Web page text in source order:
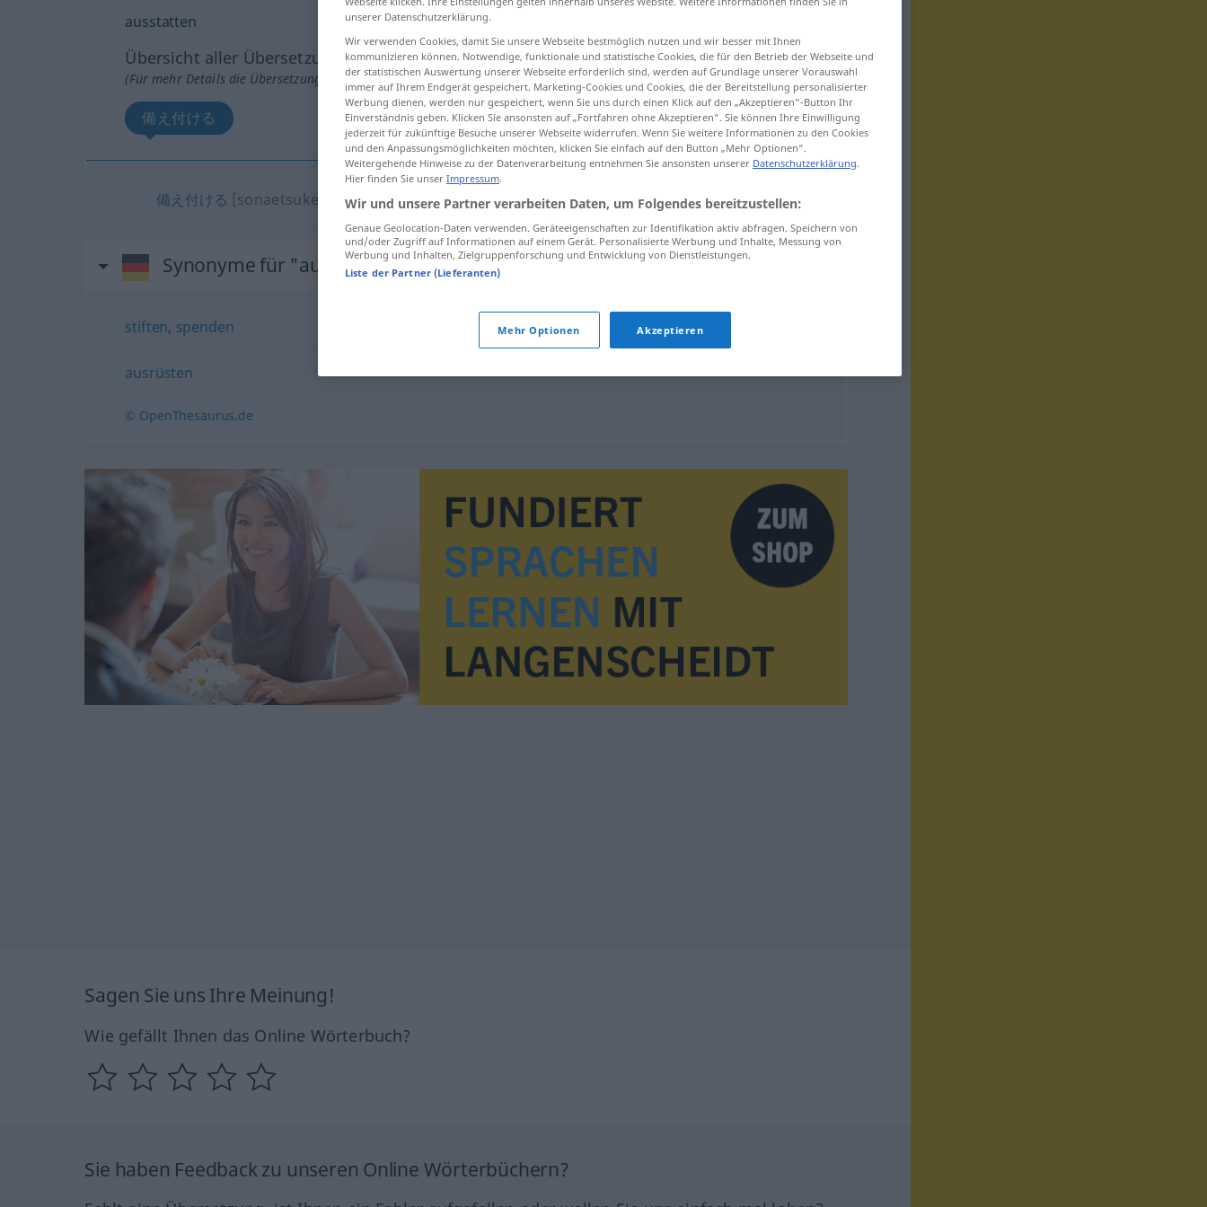
ausstatten
Übersicht aller Übersetzungen
(Für mehr Details die Übersetzung anklicken/antippen)
備え付ける
備え付ける [sonaetsukeru] (mitを [o]) ausstatten
Synonyme für "ausstatten"
stiften, spenden
ausrüsten
© OpenThesaurus.de
Sagen Sie uns Ihre Meinung!
Wie gefällt Ihnen das Online Wörterbuch?
Sie haben Feedback zu unseren Online Wörterbüchern?
unserer Datenschutzerklärung.
Wir verwenden Cookies, damit Sie unsere Webseite bestmöglich nutzen und wir besser mit Ihnen
kommunizieren können. Notwendige, funktionale und statistische Cookies, die für den Betrieb der Webseite und
der statistischen Auswertung unserer Webseite erforderlich sind, werden auf Grundlage unserer Vorauswahl
immer auf Ihrem Endgerät gespeichert. Marketing-Cookies und Cookies, die der Bereitstellung personalisierter
Werbung dienen, werden nur gespeichert, wenn Sie uns durch einen Klick auf den „Akzeptieren“-Button Ihr
Einverständnis geben. Klicken Sie ansonsten auf „Fortfahren ohne Akzeptieren“. Sie können Ihre Einwilligung
jederzeit für zukünftige Besuche unserer Webseite widerrufen. Wenn Sie weitere Informationen zu den Cookies
und den Anpassungsmöglichkeiten möchten, klicken Sie einfach auf den Button „Mehr Optionen“.
Weitergehende Hinweise zu der Datenverarbeitung entnehmen Sie ansonsten unserer Datenschutzerklärung.
Hier finden Sie unser Impressum.
Wir und unsere Partner verarbeiten Daten, um Folgendes bereitzustellen:
Genaue Geolocation-Daten verwenden. Geräteeigenschaften zur Identifikation aktiv abfragen. Speichern von
und/oder Zugriff auf Informationen auf einem Gerät. Personalisierte Werbung und Inhalte, Messung von
Werbung und Inhalten, Zielgruppenforschung und Entwicklung von Dienstleistungen.
Liste der Partner (Lieferanten)
Mehr Optionen Akzeptieren